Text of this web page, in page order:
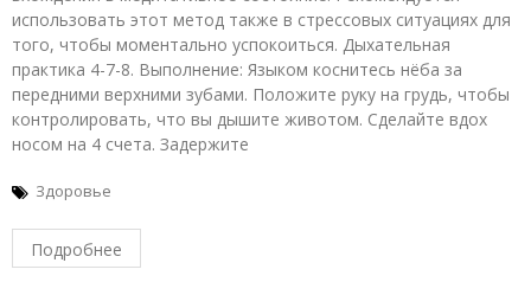
использовать этот метод также в стрессовых ситуациях для
того, чтобы моментально успокоиться. Дыхательная
практика 4-7-8. Выполнение: Языком коснитесь нёба за
передними верхними зубами. Положите руку на грудь, чтобы
контролировать, что вы дышите животом. Сделайте вдох
носом на 4 счета. Задержите
Здоровье
Подробнее